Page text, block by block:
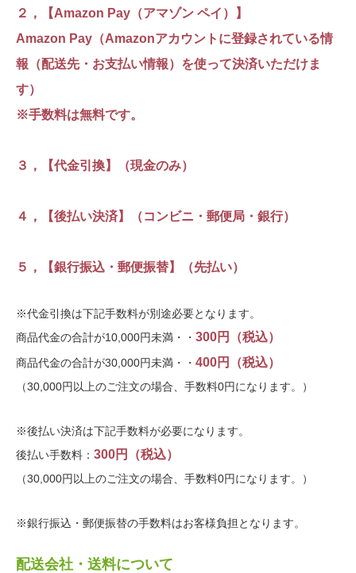
２，【Amazon Pay（アマゾン ペイ）】
Amazon Pay（Amazonアカウントに登録されている情
報（配送先・お支払い情報）を使って決済いただけま
す）
※手数料は無料です。
３，【代金引換】（現金のみ）
４，【後払い決済】（コンビニ・郵便局・銀行）
５，【銀行振込・郵便振替】（先払い）
※代金引換は下記手数料が別途必要となります。
商品代金の合計が10,000円未満・・ 300円（税込）
商品代金の合計が30,000円未満・・ 400円（税込）
（30,000円以上のご注文の場合、手数料0円になります。）
※後払い決済は下記手数料が必要になります。
後払い手数料： 300円（税込）
（30,000円以上のご注文の場合、手数料0円になります。）
※銀行振込・郵便振替の手数料はお客様負担となります。
配送会社・送料について